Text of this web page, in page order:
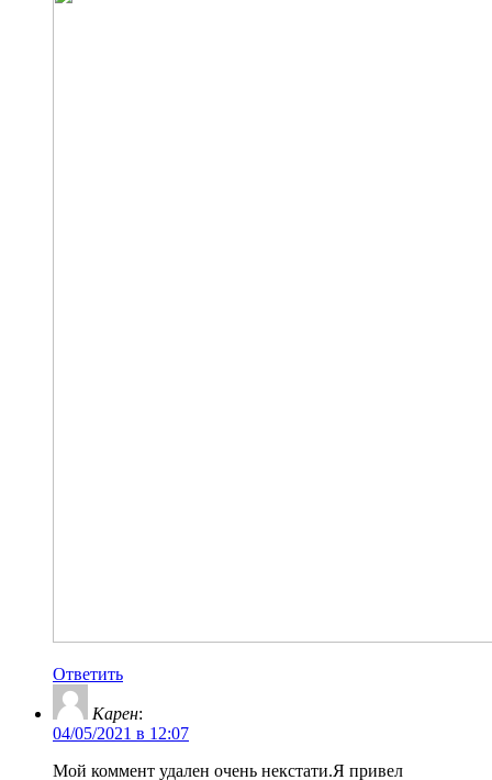
Ответить
Карен:
04/05/2021 в 12:07
Мой коммент удален очень некстати.Я привел